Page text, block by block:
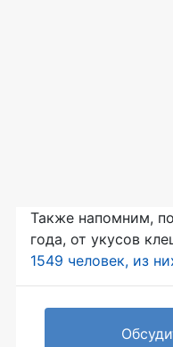
Также напомним,
года, от укусов
1549 человек, из